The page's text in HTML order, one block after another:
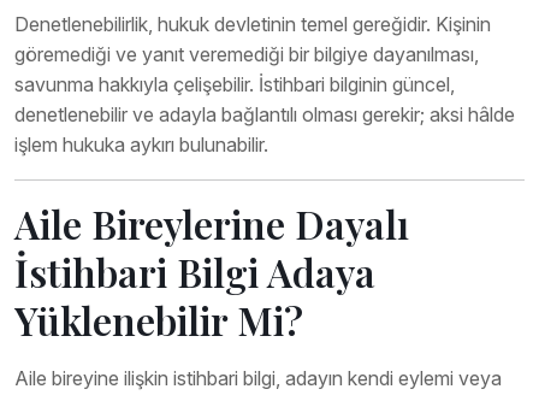
Denetlenebilirlik, hukuk devletinin temel gereğidir. Kişinin
göremediği ve yanıt veremediği bir bilgiye dayanılması,
savunma hakkıyla çelişebilir. İstihbari bilginin güncel,
denetlenebilir ve adayla bağlantılı olması gerekir; aksi hâlde
işlem hukuka aykırı bulunabilir.
Aile Bireylerine Dayalı
İstihbari Bilgi Adaya
Yüklenebilir Mi?
Aile bireyine ilişkin istihbari bilgi, adayın kendi eylemi veya